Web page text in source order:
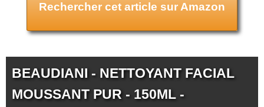
Rechercher cet article sur Amazon
BEAUDIANI - NETTOYANT FACIAL
MOUSSANT PUR - 150ML -